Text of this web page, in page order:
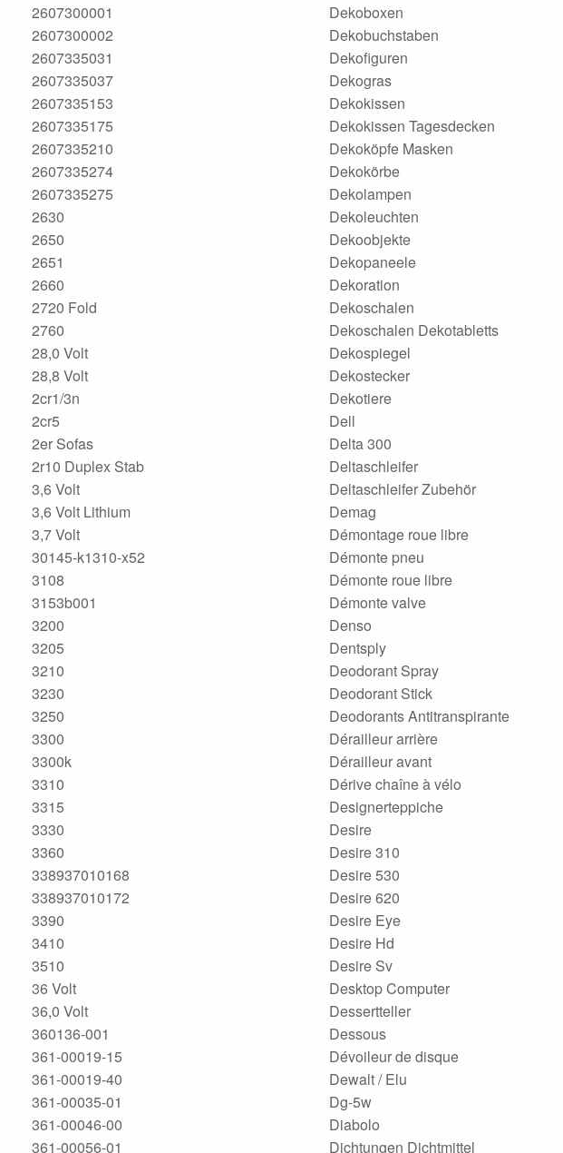
2607300001
2607300002
2607335031
2607335037
2607335153
2607335175
2607335210
2607335274
2607335275
2630
2650
2651
2660
2720 Fold
2760
28,0 Volt
28,8 Volt
2cr1/3n
2cr5
2er Sofas
2r10 Duplex Stab
3,6 Volt
3,6 Volt Lithium
3,7 Volt
30145-k1310-x52
3108
3153b001
3200
3205
3210
3230
3250
3300
3300k
3310
3315
3330
3360
338937010168
338937010172
3390
3410
3510
36 Volt
36,0 Volt
360136-001
361-00019-15
361-00019-40
361-00035-01
361-00046-00
361-00056-01
Dekoboxen
Dekobuchstaben
Dekofiguren
Dekogras
Dekokissen
Dekokissen Tagesdecken
Dekoköpfe Masken
Dekokörbe
Dekolampen
Dekoleuchten
Dekoobjekte
Dekopaneele
Dekoration
Dekoschalen
Dekoschalen Dekotabletts
Dekospiegel
Dekostecker
Dekotiere
Dell
Delta 300
Deltaschleifer
Deltaschleifer Zubehör
Demag
Démontage roue libre
Démonte pneu
Démonte roue libre
Démonte valve
Denso
Dentsply
Deodorant Spray
Deodorant Stick
Deodorants Antitranspirante
Dérailleur arrière
Dérailleur avant
Dérive chaîne à vélo
Designerteppiche
Desire
Desire 310
Desire 530
Desire 620
Desire Eye
Desire Hd
Desire Sv
Desktop Computer
Dessertteller
Dessous
Dévoileur de disque
Dewalt / Elu
Dg-5w
Diabolo
Dichtungen Dichtmittel